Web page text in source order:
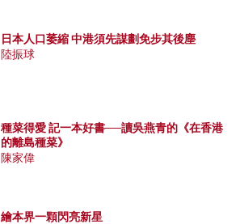
日本人口萎縮 中港須先謀劃免步其後塵
陸振球
種菜得愛 記一本好書──讀吳燕青的《在香港
的離島種菜》
陳家偉
繪本界一顆閃亮新星